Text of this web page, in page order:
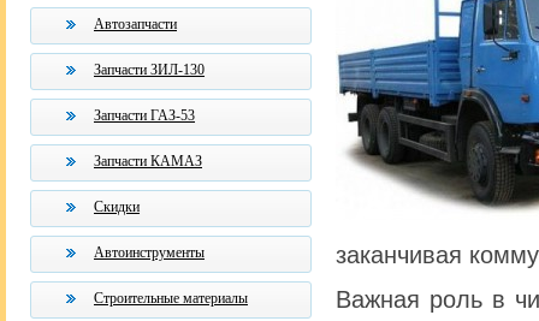
Автозапчасти
Запчасти ЗИЛ-130
Запчасти ГАЗ-53
Запчасти КАМАЗ
Скидки
Автоинструменты
Строительные материалы
заканчивая
Важная роль в